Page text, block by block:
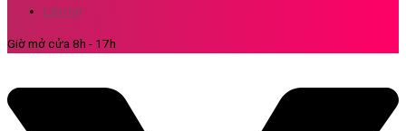
Liên hệ
Giờ mở cửa 8h - 17h